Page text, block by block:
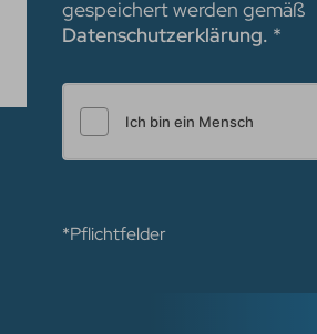
gespeichert werden gemäß
Datenschutzerklärung. *
*Pflichtfelder